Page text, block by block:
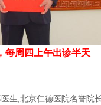
每周四上午出诊半天
,北京仁德医院名誉院